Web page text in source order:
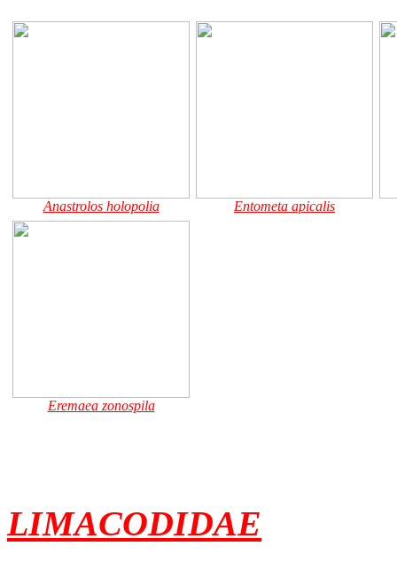
Anastrolos holopolia Entometa apicalis
Eremaea zonospila
LIMACODIDAE